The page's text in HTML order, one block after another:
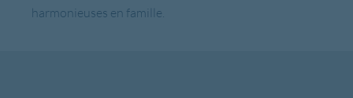
harmonieuses en famille.